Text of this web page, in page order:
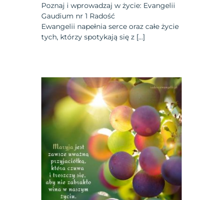
Poznaj i wprowadzaj w życie: Evangelii
Gaudium nr 1 Radość
Ewangelii napełnia serce oraz całe życie
tych, którzy spotykają się z […]